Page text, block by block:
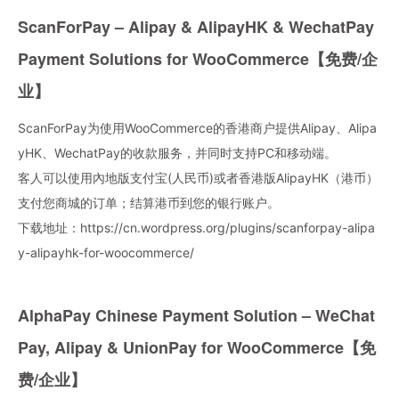
ScanForPay – Alipay & AlipayHK & WechatPay
Payment Solutions for WooCommerce【免费/企
业】
ScanForPay为使用WooCommerce的香港商户提供Alipay、Alipa
yHK、WechatPay的收款服务，并同时支持PC和移动端。
客人可以使用內地版支付宝(人民币)或者香港版AlipayHK（港币）
支付您商城的订单；结算港币到您的银行账户。
下载地址： https://cn.wordpress.org/plugins/scanforpay-alipa
y-alipayhk-for-woocommerce/
AlphaPay Chinese Payment Solution – WeChat
Pay, Alipay & UnionPay for WooCommerce【免
费/企业】